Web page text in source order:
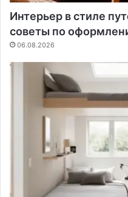
Интерьер в стиле
советы по
06.08.2026